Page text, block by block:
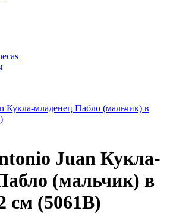
Juan Кукла-
(мальчик) в
см (5061B)